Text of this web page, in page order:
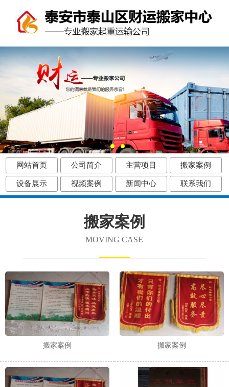
网站首页 公司简介 主营项目 搬家案例
设备展示 视频案例 新闻中心 联系我们
搬家案例
MOVING CASE
搬家案例 搬家案例